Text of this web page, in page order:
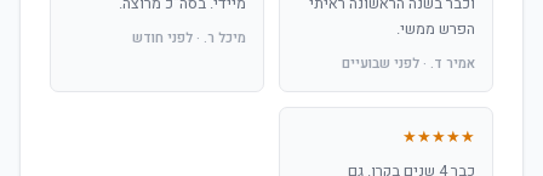
הפרש ממשי.
אמיר ד. · לפני שבועיים
מיכל ר. · לפני חודש
★★★★★
כבר 4 שנים בקרן. גם